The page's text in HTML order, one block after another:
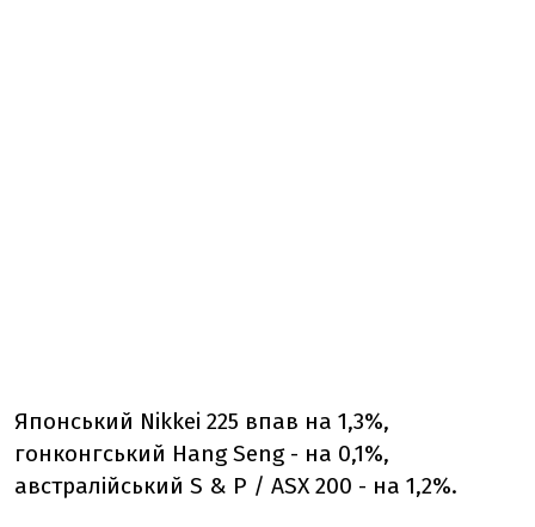
Японський Nikkei 225 впав на 1,3%,
гонконгський Hang Seng - на 0,1%,
австралійський S & P / ASX 200 - на 1,2%.